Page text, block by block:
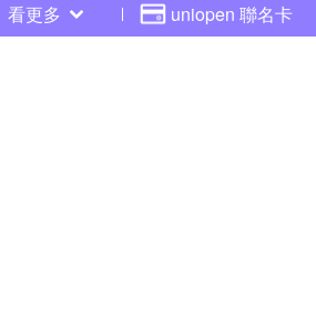
看更多 uniopen 聯名卡